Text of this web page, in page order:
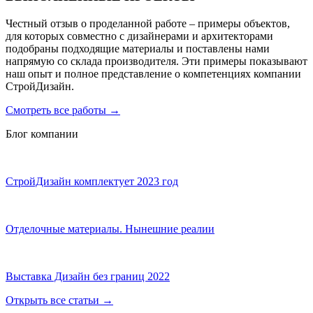
Честный отзыв о проделанной работе – примеры объектов,
для которых совместно с дизайнерами и архитекторами
подобраны подходящие материалы и поставлены нами
напрямую со склада производителя. Эти примеры показывают
наш опыт и полное представление о компетенциях компании
СтройДизайн.
Смотреть все работы →
Блог компании
СтройДизайн комплектует 2023 год
Отделочные материалы. Нынешние реалии
Выставка Дизайн без границ 2022
Открыть все статьи →